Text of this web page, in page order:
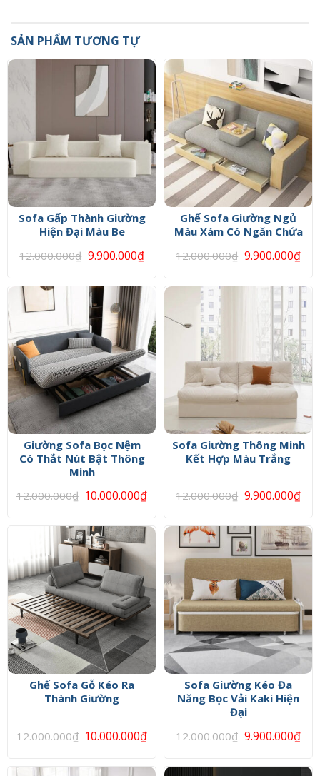
SẢN PHẨM TƯƠNG TỰ
Sofa Gấp Thành Giường
Hiện Đại Màu Be
12.000.000₫ 9.900.000₫
Ghế Sofa Giường Ngủ
Màu Xám Có Ngăn Chứa
12.000.000₫ 9.900.000₫
Giường Sofa Bọc Nệm
Có Thắt Nút Bật Thông
Minh
12.000.000₫ 10.000.000₫
Sofa Giường Thông Minh
Kết Hợp Màu Trắng
12.000.000₫ 9.900.000₫
Ghế Sofa Gỗ Kéo Ra
Thành Giường
12.000.000₫ 10.000.000₫
Sofa Giường Kéo Đa
Năng Bọc Vải Kaki Hiện
Đại
12.000.000₫ 9.900.000₫